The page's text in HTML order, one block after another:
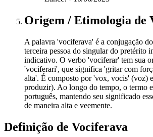
Origem / Etimologia de
A palavra 'vociferava' é a conjugação
terceira pessoa do singular do pretérito
indicativo. O verbo 'vociferar' tem sua
'vociferari', que significa 'gritar com
alta'. É composto por 'vox, vocis' (voz)
produzir). Ao longo do tempo, o termo
português, mantendo seu significado
de maneira alta e veemente.
Definição de Vociferava